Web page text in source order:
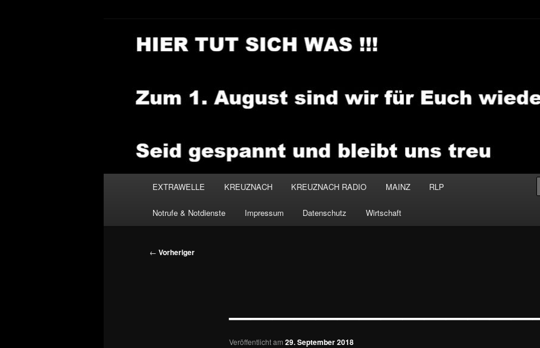
EXTRAWELLE KREUZNACH KREUZNACH RADIO MAINZ RLP
Notrufe & Notdienste Impressum Datenschutz Wirtschaft
Beitragsnavigation
← Vorheriger
Veröffentlicht am 29. September 2018